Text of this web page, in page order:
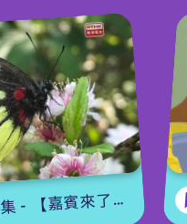
賓來了】 蝴蝶專家